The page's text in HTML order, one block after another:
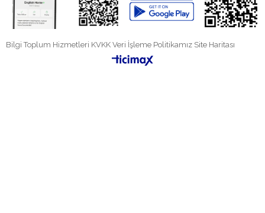
Bilgi Toplum Hizmetleri KVKK Veri İşleme Politikamız Site Haritası